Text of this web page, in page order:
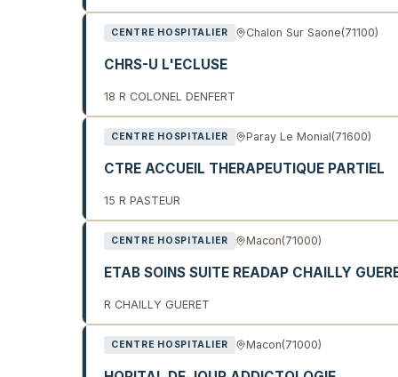
CENTRE HOSPITALIER Chalon Sur Saone(71100)
CHRS-U L'ECLUSE
18 R COLONEL DENFERT
CENTRE HOSPITALIER Paray Le Monial(71600)
CTRE ACCUEIL THERAPEUTIQUE PARTIEL
15 R PASTEUR
CENTRE HOSPITALIER Macon(71000)
ETAB SOINS SUITE READAP CHAILLY
R CHAILLY GUERET
CENTRE HOSPITALIER Macon(71000)